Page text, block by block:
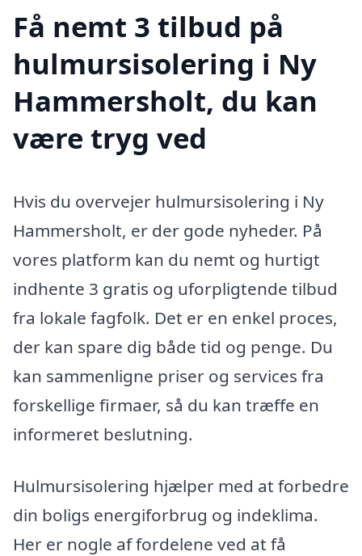
Få nemt 3 tilbud på
hulmursisolering i Ny
Hammersholt, du kan
være tryg ved
Hvis du overvejer hulmursisolering i Ny
Hammersholt, er der gode nyheder. På
vores platform kan du nemt og hurtigt
indhente 3 gratis og uforpligtende tilbud
fra lokale fagfolk. Det er en enkel proces,
der kan spare dig både tid og penge. Du
kan sammenligne priser og services fra
forskellige firmaer, så du kan træffe en
informeret beslutning.
Hulmursisolering hjælper med at forbedre
din boligs energiforbrug og indeklima.
Her er nogle af fordelene ved at få